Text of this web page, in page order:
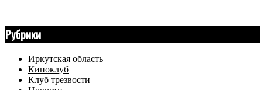
Рубрики
Иркутская область
Киноклуб
Клуб трезвости